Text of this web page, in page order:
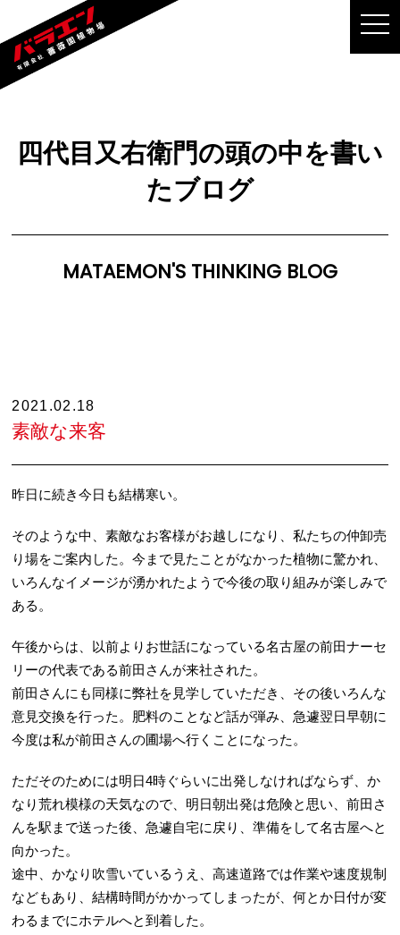
四代目又右衛門の頭の中を書い
たブログ
MATAEMON'S THINKING BLOG
2021.02.18
素敵な来客
昨日に続き今日も結構寒い。
そのような中、素敵なお客様がお越しになり、私たちの仲卸売
り場をご案内した。今まで見たことがなかった植物に驚かれ、
いろんなイメージが湧かれたようで今後の取り組みが楽しみで
ある。
午後からは、以前よりお世話になっている名古屋の前田ナーセ
リーの代表である前田さんが来社された。
前田さんにも同様に弊社を見学していただき、その後いろんな
意見交換を行った。肥料のことなど話が弾み、急遽翌日早朝に
今度は私が前田さんの圃場へ行くことになった。
ただそのためには明日4時ぐらいに出発しなければならず、か
なり荒れ模様の天気なので、明日朝出発は危険と思い、前田さ
んを駅まで送った後、急遽自宅に戻り、準備をして名古屋へと
向かった。
途中、かなり吹雪いているうえ、高速道路では作業や速度規制
などもあり、結構時間がかかってしまったが、何とか日付が変
わるまでにホテルへと到着した。